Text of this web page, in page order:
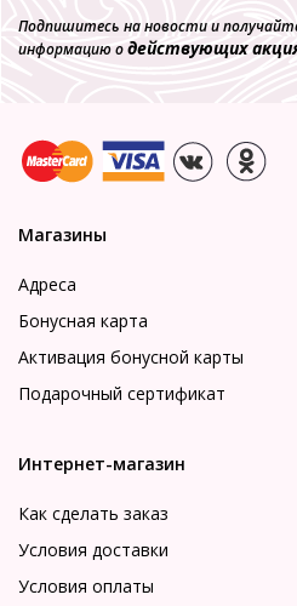
Подпишитесь на новости и
информацию одействующих
Магазины
Адреса
Бонусная карта
Активация бонусной карты
Подарочный сертификат
Интернет-магазин
Как сделать заказ
Условия доставки
Условия оплаты